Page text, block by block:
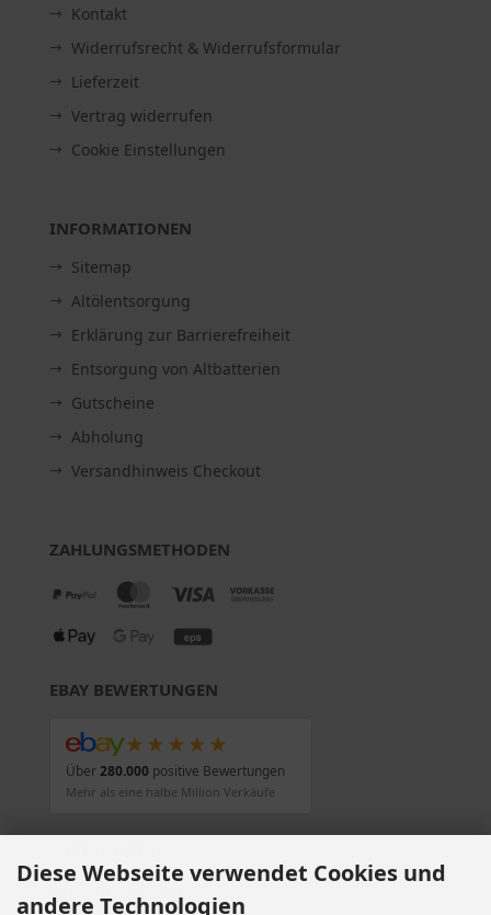
Kontakt
Widerrufsrecht & Widerrufsformular
Lieferzeit
Vertrag widerrufen
Cookie Einstellungen
INFORMATIONEN
Sitemap
Altölentsorgung
Erklärung zur Barrierefreiheit
Entsorgung von Altbatterien
Gutscheine
Abholung
Versandhinweis Checkout
ZAHLUNGSMETHODEN
EBAY BEWERTUNGEN
★★★★★
Über280.000 positive Bewertungen
Mehr als eine halbe Million Verkäufe
Diese Webseite verwendet Cookies und
andere Technologien